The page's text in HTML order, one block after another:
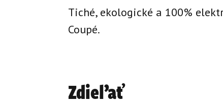
Tiché, ekologické a 100%
Coupé.
Zdieľať